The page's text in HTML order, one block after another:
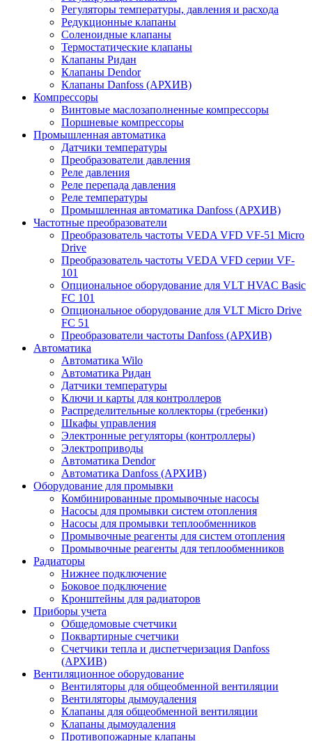
Регуляторы температуры, давления и расхода
Редукционные клапаны
Соленоидные клапаны
Термостатические клапаны
Клапаны Ридан
Клапаны Dendor
Клапаны Danfoss (АРХИВ)
Компрессоры
Винтовые маслозаполненные компрессоры
Поршневые компрессоры
Промышленная автоматика
Датчики температуры
Преобразователи давления
Реле давления
Реле перепада давления
Реле температуры
Промышленная автоматика Danfoss (АРХИВ)
Частотные преобразователи
Преобразователь частоты VEDA VFD VF-51 Micro
Drive
Преобразователь частоты VEDA VFD серии VF-
101
Опциональное оборудование для VLT HVAC Basic
FC 101
Опциональное оборудование для VLT Micro Drive
FC 51
Преобразователи частоты Danfoss (АРХИВ)
Автоматика
Автоматика Wilo
Автоматика Ридан
Датчики температуры
Ключи и карты для контроллеров
Распределительные коллекторы (гребенки)
Шкафы управления
Электронные регуляторы (контроллеры)
Электроприводы
Автоматика Dendor
Автоматика Danfoss (АРХИВ)
Оборудование для промывки
Комбинированные промывочные насосы
Насосы для промывки систем отопления
Насосы для промывки теплообменников
Промывочные реагенты для систем отопления
Промывочные реагенты для теплообменников
Радиаторы
Нижнее подключение
Боковое подключение
Кронштейны для радиаторов
Приборы учета
Общедомовые счетчики
Поквартирные счетчики
Счетчики тепла и диспетчеризация Danfoss
(АРХИВ)
Вентиляционное оборудование
Вентиляторы для общеобменной вентиляции
Вентиляторы дымоудаления
Клапаны для общеобменной вентиляции
Клапаны дымоудаления
Противопожарные клапаны